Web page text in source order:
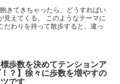
きてきちゃったら、どうすればい
見えてくる。 このようなテーマに
だわりを持って散歩すると、違っ
標歩数を決めてテンションア
？】徐々に歩数を増やすの
です